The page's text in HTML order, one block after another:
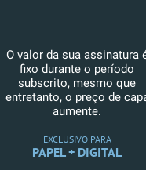
O valor da sua assinatura
fixo durante o período
subscrito, mesmo que
entretanto, o preço de
aumente.
EXCLUSIVO PARA
PAPEL + DIGITAL